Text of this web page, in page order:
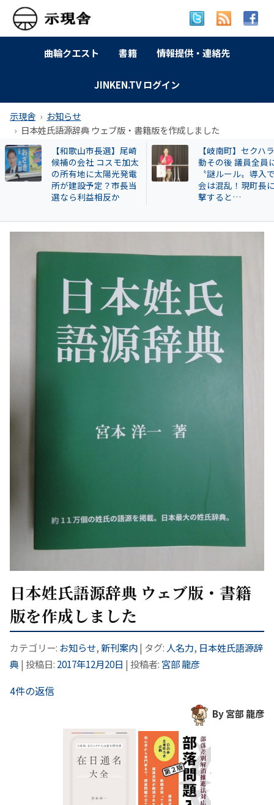
曲輪クエスト 書籍 情報提供・連絡先
JINKEN.TV ログイン
示現舎
お知らせ
日本姓氏語源辞典 ウェブ版・書籍版を作成しました
【和歌山市長選】尾崎
候補の会社 コスモ加太
の所有地に太陽光発電
所が建設予定？市長当
選なら利益相反か
【岐南町】セクハ
動その後 議員全員
〝謎ルール〟導入
会は混乱！現町長
撃すると…
日本姓氏語源辞典 ウェブ版・書籍
版を作成しました
カテゴリー: お知らせ,新刊案内| タグ: 人名力, 日本姓氏語源辞
典 | 投稿日: 2017年12月20日 | 投稿者: 宮部 龍彦
4件の返信
By 宮部 龍彦